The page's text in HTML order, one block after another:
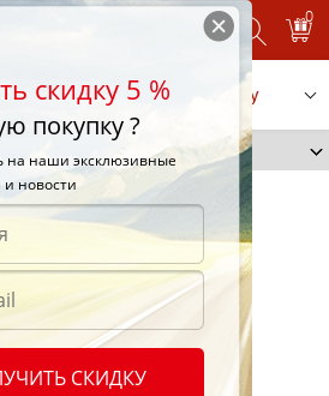
0
Заказать услугу
RxFrost
скидку 5 %
покупку ?
на наши эксклюзивные
новости
СКИДКУ